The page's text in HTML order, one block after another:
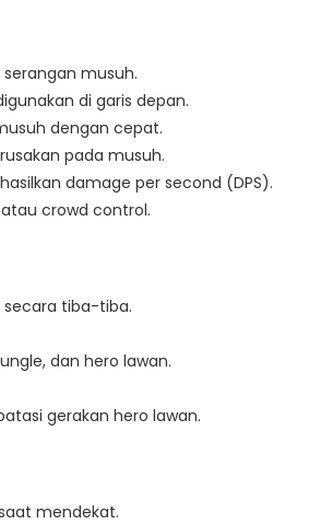
musuh.
di garis depan.
dengan cepat.
pada musuh.
damage per second (DPS).
crowd control.
secara tiba-tiba.
dan hero lawan.
gerakan hero lawan.
mendekat.